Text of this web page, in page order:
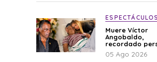
ESPECTÁCULOS
Muere Víctor
Angobaldo,
recordado
de la farándula
expareja de
05 Ago 2026